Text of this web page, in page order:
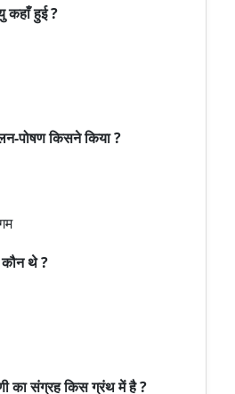
कहाँ हुई ?
पोषण किसने किया ?
थे ?
का संग्रह किस ग्रंथ में है ?